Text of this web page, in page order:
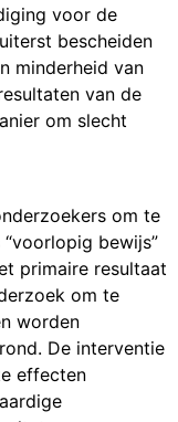
voor de
bescheiden
minderheid van
van de
om slecht
om te
bewijs”
primaire resultaat
om te
worden
De interventie
effecten